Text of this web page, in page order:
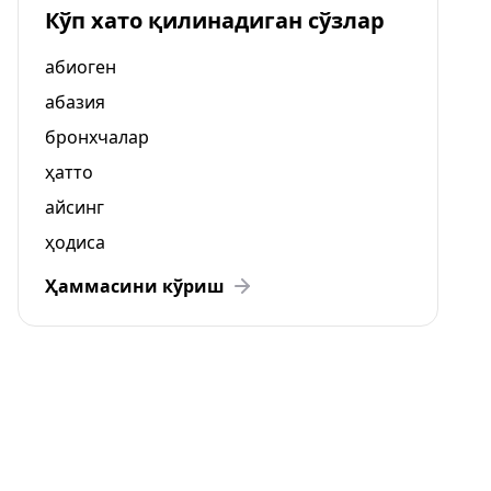
Кўп хато қилинадиган сўзлар
абиоген
абазия
бронхчалар
ҳатто
айсинг
ҳодиса
Ҳаммасини кўриш